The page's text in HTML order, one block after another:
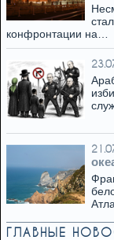
конфронтации на…
ГЛАВНЫЕ